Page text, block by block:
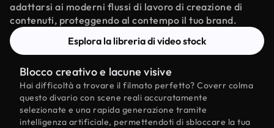
adattarsi ai moderni flussi di lavoro di creazione di
contenuti, proteggendo al contempo il tuo brand.
Esplora la libreria di video stock
Blocco creativo e lacune visive
Hai difficoltà a trovare il filmato perfetto? Coverr colma
questo divario con scene reali accuratamente
selezionate e una rapida generazione tramite
intelligenza artificiale, permettendoti di sbloccare la tua